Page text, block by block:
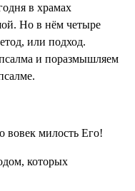
в храмах
Но в нём четыре
или подход.
и поразмышляем
вовек милость Его!
которых